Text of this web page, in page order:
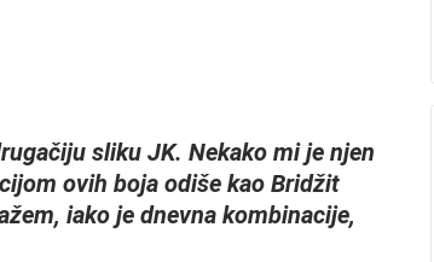
sliku JK. Nekako mi je njen
ovih boja odiše kao Bridžit
iako je dnevna kombinacije,